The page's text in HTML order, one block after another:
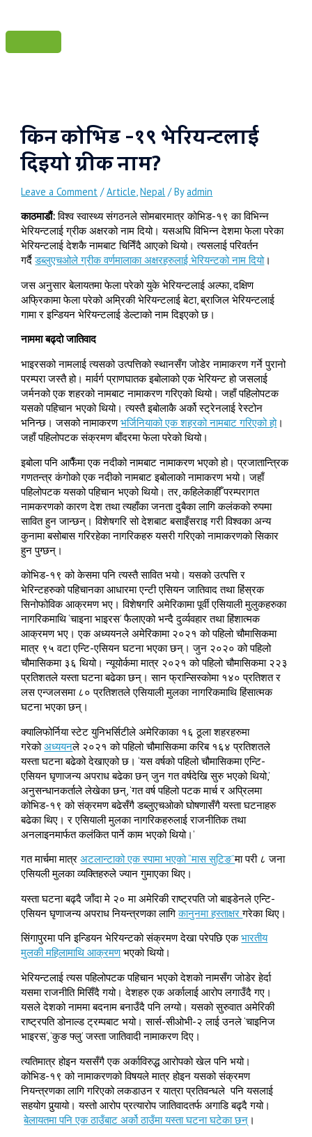
content
किन कोभिड -१९ भेरियन्टलाई
दिइयो ग्रीक नाम?
Leave a Comment /Article ,Nepal / Byadmin
काठमाडौं:विश्व स्वास्थ्य संगठनले सोमबारमात्र कोभिड-१९ का विभिन्न
भेरियन्टलाई ग्रीक अक्षरको नाम दियो। यसअघि विभिन्न देशमा फेला परेका
भेरियन्टलाई देशकै नामबाट चिनिँदै आएको थियो। त्यसलाई परिवर्तन
गर्दैडब्लुएचओले ग्रीक वर्णमालाका अक्षरहरुलाई भेरियन्टको नाम दियो।
जस अनुसार बेलायतमा फेला परेको युके भेरियन्टलाई अल्फा, दक्षिण
अफ्रिकामा फेला परेको अम्रिकी भेरियन्टलाई बेटा, ब्राजिल भेरियन्टलाई
गामा र इन्डियन भेरियन्टलाई डेल्टाको नाम दिइएको छ।
नाममा बढ्दो जातिवाद
भाइरसको नामलाई त्यसको उत्पत्तिको स्थानसँग जोडेर नामाकरण गर्ने पुरानो
परम्परा जस्तै हो। मार्वर्ग प्राणघातक इबोलाको एक भेरियन्ट हो जसलाई
जर्मनको एक शहरको नामबाट नामाकरण गरिएको थियो। जहाँ पहिलोपटक
यसको पहिचान भएको थियो। त्यस्तै इबोलाकै अर्को स्ट्रेनलाई रेस्टोन
भनिन्छ। जसको नामाकरणभर्जिनियाको एक शहरको नामबाट गरिएको हो।
जहाँ पहिलोपटक संक्रमण बाँदरमा फेला परेको थियो।
इबोला पनि आफैँमा एक नदीको नामबाट नामाकरण भएको हो। प्रजातान्त्रिक
गणतन्त्र कंगोको एक नदीको नामबाट इबोलाको नामाकरण भयो। जहाँ
पहिलोपटक यसको पहिचान भएको थियो। तर, कहिलेकाहीँ परम्परागत
नामकरणको कारण देश तथा त्यहाँका जनता दुबैका लागि कलंकको रुपमा
सावित हुन जान्छन्। विशेषगरि सो देशबाट बसाइँसराइ गरी विश्वका अन्य
कुनामा बसोबास गरिरहेका नागरिकहरु यसरी गरिएको नामाकरणको सिकार
हुन पुग्छन्।
कोभिड-१९ को केसमा पनि त्यस्तै सावित भयो। यसको उत्पत्ति र
भेरिन्टहरुको पहिचानका आधारमा एन्टी एसियन जातिवाद तथा हिंस्रक
सिनोफोविक आक्रमण भए। विशेषगरि अमेरिकामा पूर्वी एसियाली मुलुकहरुका
नागरिकमाथि ‘चाइना भाइरस’ फैलाएको भन्दै दुर्व्यवहार तथा हिंशात्मक
आक्रमण भए। एक अध्ययनले अमेरिकामा २०२१ को पहिलो चौमासिकमा
मात्र ९५ वटा एन्टि-एसियन घटना भएका छन्। जुन २०२० को पहिलो
चौमासिकमा ३६ थियो। न्यूयोर्कमा मात्र २०२१ को पहिलो चौमासिकमा २२३
प्रतिशतले यस्ता घटना बढेका छन्। सान फ्रान्सिस्कोमा १४० प्रतिशत र
लस एन्जलसमा ८० प्रतिशतले एसियाली मुलका नागरिकमाथि हिंसात्मक
घटना भएका छन्।
क्यालिफोर्निया स्टेट युनिभर्सिटीले अमेरिकाका १६ ठूला शहरहरुमा
गरेकोअध्ययनले २०२१ को पहिलो चौमासिकमा करिब १६४ प्रतिशतले
यस्ता घटना बढेको देखाएको छ। ‘यस वर्षको पहिलो चौमासिकमा एन्टि-
एसियन घृणाजन्य अपराध बढेका छन् जुन गत वर्षदेखि सुरु भएको थियो,’
अनुसन्धानकर्ताले लेखेका छन्, ‘गत वर्ष पहिलो पटक मार्च र अप्रिलमा
कोभिड-१९ को संक्रमण बढेसँगै डब्लुएचओको घोषणासँगै यस्ता घटनाहरु
बढेका थिए। र एसियाली मुलका नागरिकहरुलाई राजनीतिक तथा
अनलाइनमार्फत कलंकित पार्ने काम भएको थियो।’
गत मार्चमा मात्रअटलान्टाको एक स्पामा भएको “मास सुटिङ”मा परी ८ जना
एसियली मुलका व्यक्तिहरुले ज्यान गुमाएका थिए।
यस्ता घटना बढ्दै जाँदा मे २० मा अमेरिकी राष्ट्रपति जो बाइडेनले एन्टि-
एसियन घृणाजन्य अपराध नियन्त्रणका लागिकानुनमा हस्ताक्षरगरेका थिए।
सिंगापुरमा पनि इन्डियन भेरियन्टको संक्रमण देखा परेपछि एकभारतीय
मुलकी महिलामाथि आक्रमणभएको थियो।
भेरियन्टलाई त्यस पहिलोपटक पहिचान भएको देशको नामसँग जोडेर हेर्दा
यसमा राजनीति मिसिँदै गयो। देशहरु एक अर्कालाई आरोप लगाउँदै गए।
यसले देशको नाममा बदनाम बनाउँदै पनि लग्यो। यसको सुरुवात अमेरिकी
राष्ट्रपति डोनाल्ड ट्रम्पबाट भयो। सार्स-सीओभी-२ लाई उनले ‘चाइनिज
भाइरस’, ‘कुङ फ्लु’ जस्ता जातिवादी नामाकरण दिए।
त्यतिमात्र होइन यससँगै एक अर्काविरुद्ध आरोपको खेल पनि भयो।
कोभिड-१९ को नामाकरणको विषयले मात्र होइन यसको संक्रमण
नियन्त्रणका लागि गरिएको लकडाउन र यात्रा प्रतिवन्धले पनि यसलाई
सहयोग पुर्‍यायो। यस्तो आरोप प्रत्यारोप जातिवादतर्फ अगाडि बढ्दै गयो।
बेलायतमा पनि एक ठाउँबाट अर्को ठाउँमा यस्ता घटना घटेका छन् ।